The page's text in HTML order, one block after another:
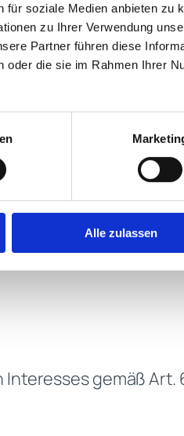
für soziale Medien anbieten zu
zu Ihrer Verwendung
Partner führen diese
oder die sie im Rahmen Ihrer
Alle zulassen
erfolgt die
wird, erfolgt
gemäß Art. 6